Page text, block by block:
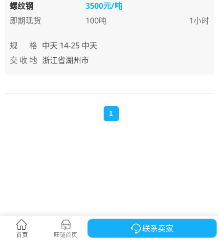
首页 现货大厅 合约市场
旺铺首页
联系卖家
螺纹钢
3500元/吨
即期现货
100吨 1小时
规 格 中天 14-25 中天
交 收 地 浙江省湖州市
1